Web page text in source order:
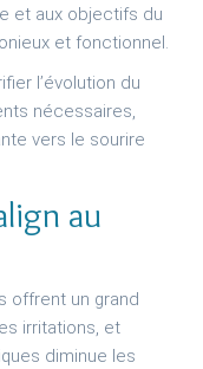
et aux objectifs du
et fonctionnel.
l’évolution du
nécessaires,
vers le sourire
au
offrent un grand
irritations, et
diminue les